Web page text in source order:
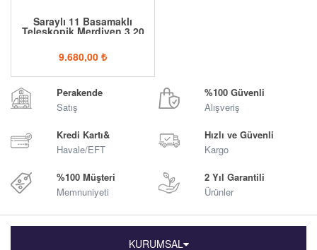
Saraylı 11 Basamaklı
Teleskopik Merdiven 3,20
9.680,00 ₺
Perakende
Satış
%100 Güvenli
Alışveriş
Kredi Kartı&
Havale/EFT
Hızlı ve Güvenli
Kargo
%100 Müşteri
Memnuniyeti
2 Yıl Garantili
Ürünler
KURUMSAL